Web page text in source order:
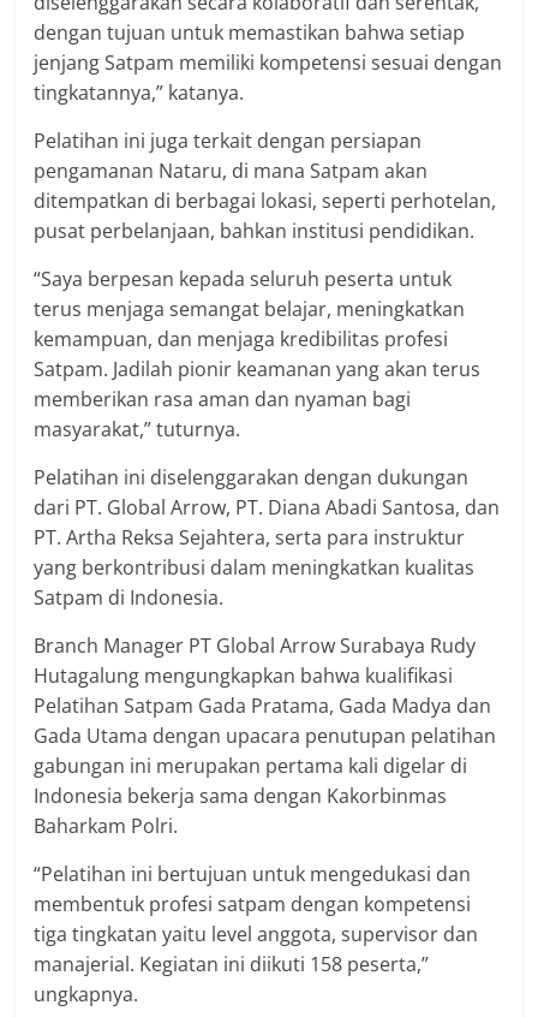
dengan tujuan untuk memastikan bahwa setiap
jenjang Satpam memiliki kompetensi sesuai dengan
tingkatannya,” katanya.
Pelatihan ini juga terkait dengan persiapan
pengamanan Nataru, di mana Satpam akan
ditempatkan di berbagai lokasi, seperti perhotelan,
pusat perbelanjaan, bahkan institusi pendidikan.
“Saya berpesan kepada seluruh peserta untuk
terus menjaga semangat belajar, meningkatkan
kemampuan, dan menjaga kredibilitas profesi
Satpam. Jadilah pionir keamanan yang akan terus
memberikan rasa aman dan nyaman bagi
masyarakat,” tuturnya.
Pelatihan ini diselenggarakan dengan dukungan
dari PT. Global Arrow, PT. Diana Abadi Santosa, dan
PT. Artha Reksa Sejahtera, serta para instruktur
yang berkontribusi dalam meningkatkan kualitas
Satpam di Indonesia.
Branch Manager PT Global Arrow Surabaya Rudy
Hutagalung mengungkapkan bahwa kualifikasi
Pelatihan Satpam Gada Pratama, Gada Madya dan
Gada Utama dengan upacara penutupan pelatihan
gabungan ini merupakan pertama kali digelar di
Indonesia bekerja sama dengan Kakorbinmas
Baharkam Polri.
“Pelatihan ini bertujuan untuk mengedukasi dan
membentuk profesi satpam dengan kompetensi
tiga tingkatan yaitu level anggota, supervisor dan
manajerial. Kegiatan ini diikuti 158 peserta,”
ungkapnya.